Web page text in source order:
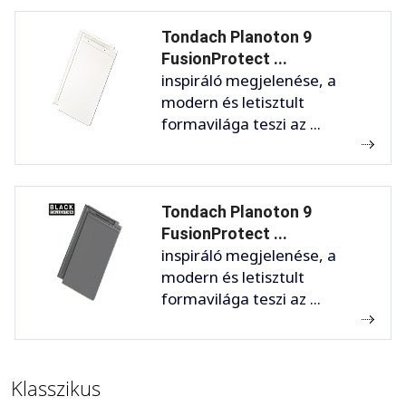
Tondach Planoton 9
FusionProtect ...
inspiráló megjelenése, a
modern és letisztult
formavilága teszi az ...
Tondach Planoton 9
FusionProtect ...
inspiráló megjelenése, a
modern és letisztult
formavilága teszi az ...
Klasszikus